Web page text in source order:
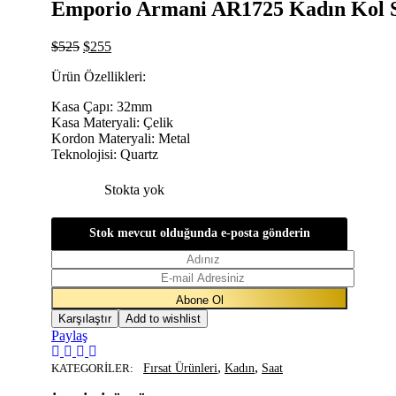
Emporio Armani AR1725 Kadın Kol
$525 $255
Ürün Özellikleri:
Kasa Çapı: 32mm
Kasa Materyali: Çelik
Kordon Materyali: Metal
Teknolojisi: Quartz
Stokta yok
Stok mevcut olduğunda e-posta gönderin
Karşılaştır Add to wishlist
Paylaş
KATEGORILER: Fırsat Ürünleri, Kadın, Saat